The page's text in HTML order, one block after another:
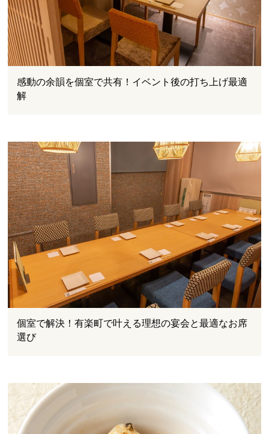
感動の余韻を個室で共有！イベント後の打ち上げ最適
解
個室で解決！有楽町で叶える理想の宴会と最適なお席
選び